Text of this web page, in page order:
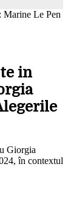
Marine Le Pen
in
Giorgia
în contextul